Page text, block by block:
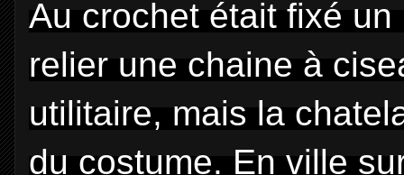
Au crochet était fixé
relier une chaine à
utilitaire, mais la
du costume. En ville